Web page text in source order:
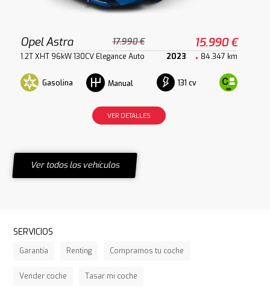
Opel Astra 17.990 € 15.990 €
1.2T XHT 96kW 130CV Elegance Auto 2023 84.347 km
Gasolina Manual 131 cv
VER DETALLES
Ver todos los vehículos
SERVICIOS
Garantía Renting Compramos tu coche
Vender coche Tasar mi coche